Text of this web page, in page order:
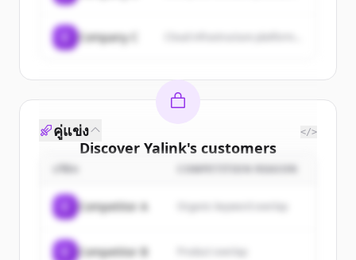
Company C
Discover Yalink's customers
Sign up for free to view allcustomers
New accounts include trial credits to
คู่แข่ง </>
COMPETITION REASON
Competitor A Organic keyword overlap
Competitor B